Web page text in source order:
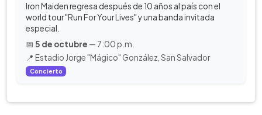
Iron Maiden regresa después de 10 años al país con el
world tour "Run For Your Lives" y una banda invitada
especial.
📅 5 de octubre — 7:00 p.m.
📍 Estadio Jorge "Mágico" González, San Salvador
Concierto